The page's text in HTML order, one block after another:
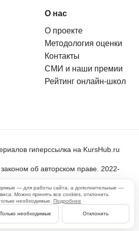
О нас
О проекте
Методология оценки
Контакты
СМИ и наши премии
Рейтинг онлайн-школ
гиперссылка на KursHub.ru
об авторском праве. 2022-
данных
— для работы сайта, а дополнительные —
Можно принять все cookies, отклонить
необходимые. Подробнее
Только необходимые Отклонить